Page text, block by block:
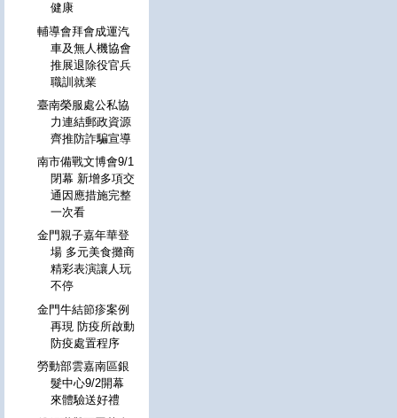
健康
輔導會拜會成運汽
車及無人機協會
推展退除役官兵
職訓就業
臺南榮服處公私協
力連結郵政資源
齊推防詐騙宣導
南市備戰文博會9/1
閉幕 新增多項交
通因應措施完整
一次看
金門親子嘉年華登
場 多元美食攤商
精彩表演讓人玩
不停
金門牛結節疹案例
再現 防疫所啟動
防疫處置程序
勞動部雲嘉南區銀
髮中心9/2開幕
來體驗送好禮